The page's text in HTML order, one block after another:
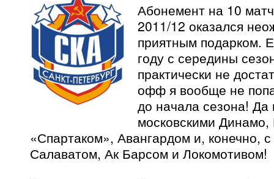
Абонемент на 10
2011/12 оказался
приятным
году с середины
практически не
офф я вообще не
до начала сезона! Да
московскими
«Спартаком», Авангардом и, конечно,
Салаватом, Ак Барсом и Локомотивом!